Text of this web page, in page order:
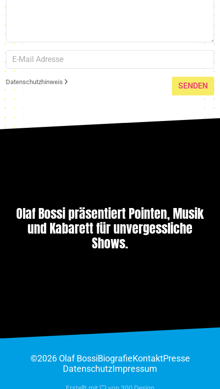
Datenschutzhinweis SENDEN
Olaf Bossi präsentiert Pointen, Musik
und Kabarett für unvergessliche
Shows.
©2026 Olaf BossiBiografieKontaktPresse
DatenschutzImpressum